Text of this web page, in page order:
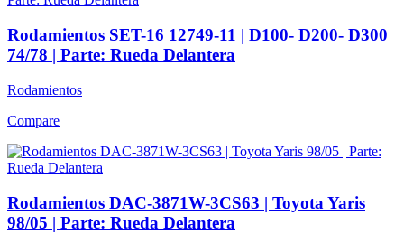
Rodamientos SET-16 12749-11 | D100- D200- D300
74/78 | Parte: Rueda Delantera
Rodamientos
Compare
Rodamientos DAC-3871W-3CS63 | Toyota Yaris
98/05 | Parte: Rueda Delantera